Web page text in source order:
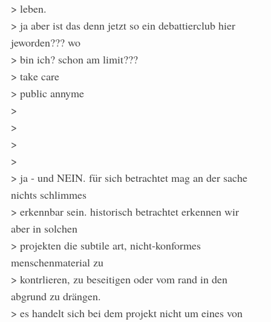
> leben.
> ja aber ist das denn jetzt so ein debattierclub hier
jeworden??? wo
> bin ich? schon am limit???
> take care
> public annyme
>
>
>
>
> ja - und NEIN. für sich betrachtet mag an der sache
nichts schlimmes
> erkennbar sein. historisch betrachtet erkennen wir
aber in solchen
> projekten die subtile art, nicht-konformes
menschenmaterial zu
> kontrlieren, zu beseitigen oder vom rand in den
abgrund zu drängen.
> es handelt sich bei dem projekt nicht um eines von